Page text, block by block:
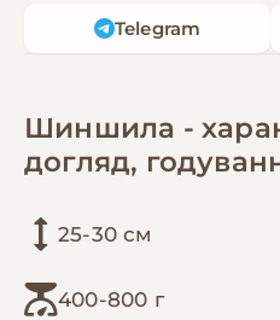
Telegram
Шиншила -
догляд,
25-30 см
400-800 г